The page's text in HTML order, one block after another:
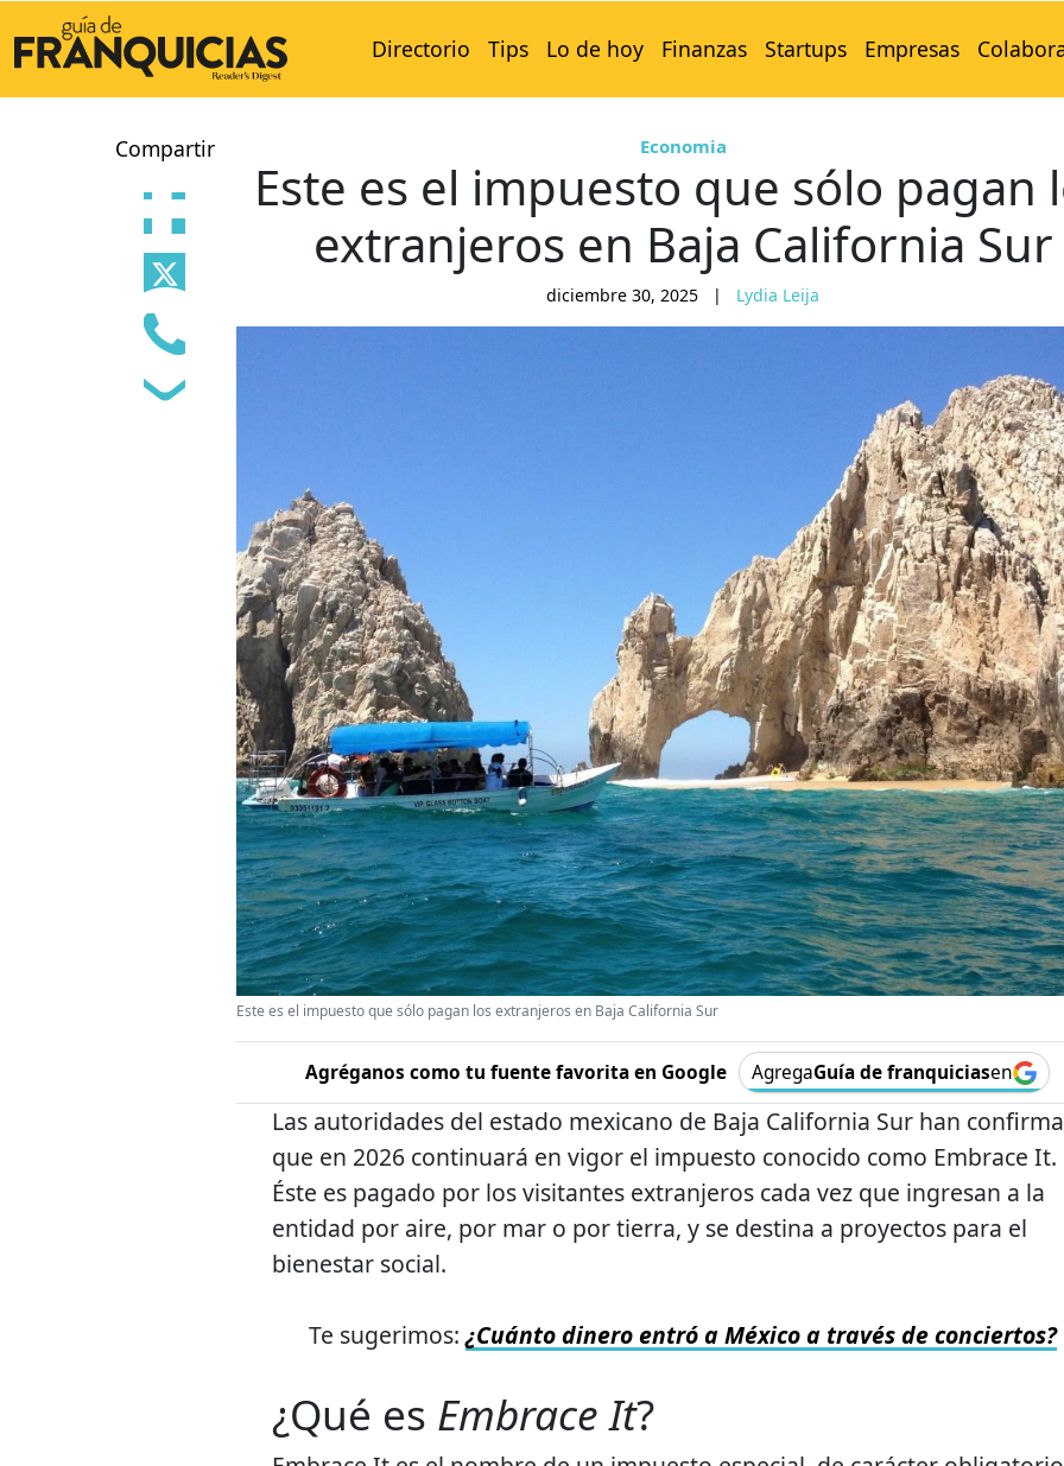
Directorio Tips Lo de hoy Finanzas Startups Empresas
Compartir Economia
Este es el impuesto que sólo pagan
extranjeros en Baja California Sur
diciembre 30, 2025 | Lydia Leija
Este es el impuesto que sólo pagan los extranjeros en Baja California Sur
Agréganos como tu fuente favorita en Google AgregaGuía de franquiciasen
Las autoridades del estado mexicano de Baja California Sur han
que en 2026 continuará en vigor el impuesto conocido como Embrace It.
Éste es pagado por los visitantes extranjeros cada vez que ingresan a la
entidad por aire, por mar o por tierra, y se destina a proyectos para el
bienestar social.
Te sugerimos:¿Cuánto dinero entró a México a través de conciertos?
¿Qué es Embrace It?